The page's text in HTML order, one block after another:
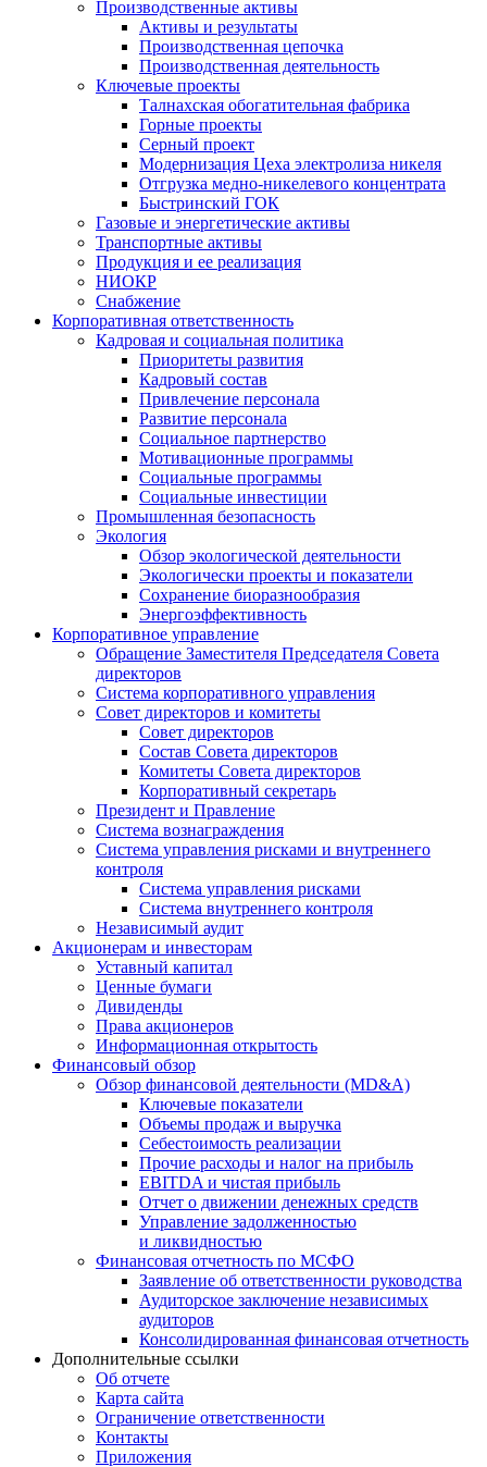
Производственные активы
Активы и результаты
Производственная цепочка
Производственная деятельность
Ключевые проекты
Талнахская обогатительная фабрика
Горные проекты
Серный проект
Модернизация Цеха электролиза никеля
Отгрузка медно-никелевого концентрата
Быстринский ГОК
Газовые и энергетические активы
Транспортные активы
Продукция и ее реализация
НИОКР
Снабжение
Корпоративная ответственность
Кадровая и социальная политика
Приоритеты развития
Кадровый состав
Привлечение персонала
Развитие персонала
Социальное партнерство
Мотивационные программы
Социальные программы
Социальные инвестиции
Промышленная безопасность
Экология
Обзор экологической деятельности
Экологически проекты и показатели
Сохранение биоразнообразия
Энергоэффективность
Корпоративное управление
Обращение Заместителя Председателя Совета
директоров
Система корпоративного управления
Совет директоров и комитеты
Совет директоров
Состав Совета директоров
Комитеты Совета директоров
Корпоративный секретарь
Президент и Правление
Система вознаграждения
Система управления рисками и внутреннего
контроля
Система управления рисками
Система внутреннего контроля
Независимый аудит
Акционерам и инвесторам
Уставный капитал
Ценные бумаги
Дивиденды
Права акционеров
Информационная открытость
Финансовый обзор
Обзор финансовой деятельности (MD&A)
Ключевые показатели
Объемы продаж и выручка
Себестоимость реализации
Прочие расходы и налог на прибыль
EBITDA и чистая прибыль
Отчет о движении денежных средств
Управление задолженностью
и ликвидностью
Финансовая отчетность по МСФО
Заявление об ответственности руководства
Аудиторское заключение независимых
аудиторов
Консолидированная финансовая отчетность
Дополнительные ссылки
Об отчете
Карта сайта
Ограничение ответственности
Контакты
Приложения